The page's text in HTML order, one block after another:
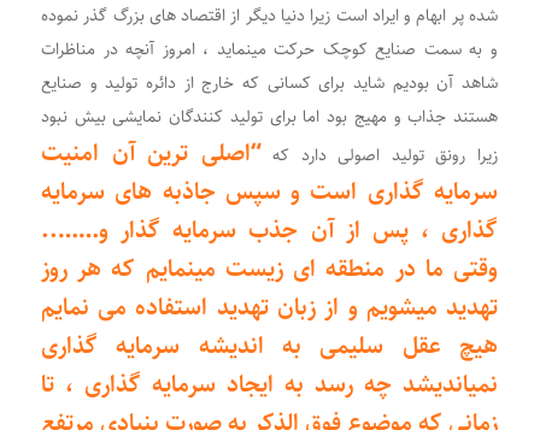
شده پر ابهام و ایراد است زیرا دنیا دیگر از اقتصاد های بزرگ گذر نموده
و به سمت صنایع کوچک حرکت مینماید ، امروز آنچه در مناظرات
شاهد آن بودیم‌ شاید برای کسانی‌ که خارج از دائره تولید و صنایع
هستند جذاب و مهیج بود اما برای تولید کنندگان نمایشی بیش نبود
زیرا رونق تولید اصولی دارد که “اصلی ترین آن امنیت
سرمایه گذاری است و سپس‌ جاذبه های سرمایه
گذاری ، پس از آن جذب سرمایه گذار و……..
وقتی ما در منطقه ای زیست مینمایم‌ که هر روز
تهدید میشویم و از زبان تهدید استفاده می نمایم
هیچ‌ عقل سلیمی به اندیشه سرمایه گذاری
نمیاندیشد چه رسد به ایجاد سرمایه گذاری ، تا